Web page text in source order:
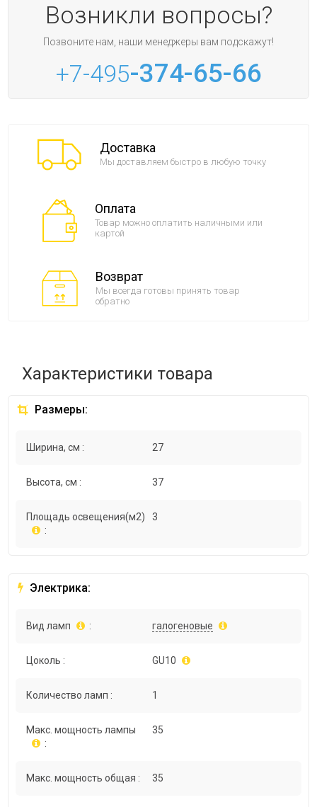
Возникли вопросы?
Позвоните нам, наши менеджеры вам подскажут!
+7-495-374-65-66
Доставка
Мы доставляем быстро в любую точку
Оплата
Товар можно оплатить наличными или
картой
Возврат
Мы всегда готовы принять товар
обратно
Характеристики товара
Размеры:
Ширина, см : 27
Высота, см : 37
Площадь освещения(м2)
:
3
Электрика:
Вид ламп : галогеновые
Цоколь : GU10
Количество ламп : 1
Макс. мощность лампы
:
35
Макс. мощность общая : 35